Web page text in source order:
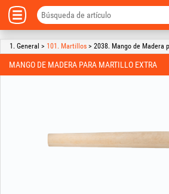
1. General > 101. Martillos > 2038. Mango de Madera
MANGO DE MADERA PARA MARTILLO EXTRA